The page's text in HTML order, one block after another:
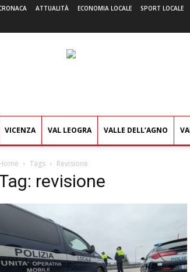
ATTUALITÀ ECONOMIA LOCALE SPORT LOCALE
VICENZA VAL LEOGRA VALLE DELL’AGNO
Tags Revisione
revisione